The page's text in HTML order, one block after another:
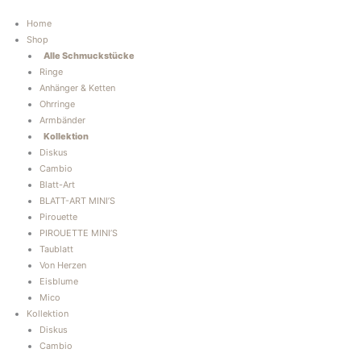
Home
Shop
Alle Schmuckstücke
Ringe
Anhänger & Ketten
Ohrringe
Armbänder
Kollektion
Diskus
Cambio
Blatt-Art
BLATT-ART MINI’S
Pirouette
PIROUETTE MINI’S
Taublatt
Von Herzen
Eisblume
Mico
Kollektion
Diskus
Cambio